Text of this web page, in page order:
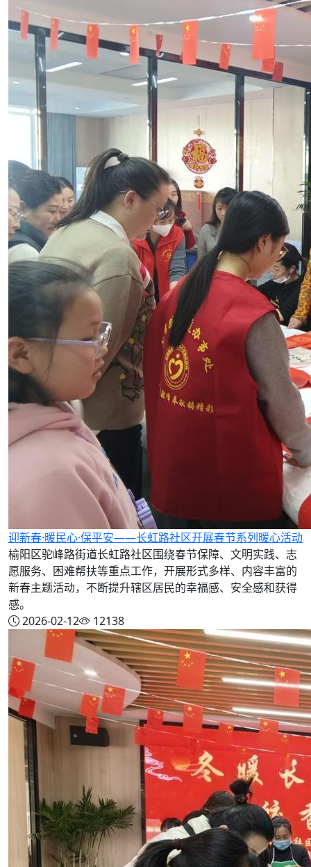
迎新春·暖民心·保平安——长虹路社区开展春节系列暖心活动
榆阳区驼峰路街道长虹路社区围绕春节保障、文明实践、志
愿服务、困难帮扶等重点工作，开展形式多样、内容丰富的
新春主题活动，不断提升辖区居民的幸福感、安全感和获得
感。
2026-02-12
12138